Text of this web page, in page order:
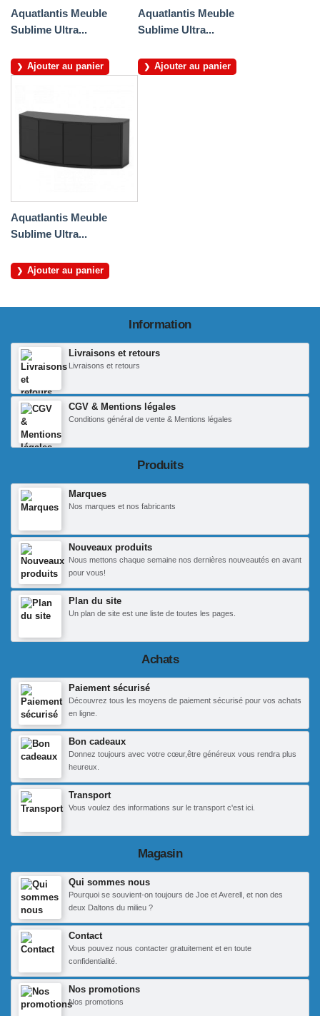
Aquatlantis Meuble
Sublime Ultra...
Ajouter au panier
Aquatlantis Meuble
Sublime Ultra...
Ajouter au panier
Aquatlantis Meuble
Sublime Ultra...
Ajouter au panier
Information
Livraisons et retours
Livraisons et retours
CGV & Mentions légales
Conditions général de vente & Mentions légales
Produits
Marques
Nos marques et nos fabricants
Nouveaux produits
Nous mettons chaque semaine nos dernières nouveautés en avant
pour vous!
Plan du site
Un plan de site est une liste de toutes les pages.
Achats
Paiement sécurisé
Découvrez tous les moyens de paiement sécurisé pour vos achats
en ligne.
Bon cadeaux
Donnez toujours avec votre cœur,être généreux vous rendra plus
heureux.
Transport
Vous voulez des informations sur le transport c'est ici.
Magasin
Qui sommes nous
Pourquoi se souvient-on toujours de Joe et Averell, et non des
deux Daltons du milieu ?
Contact
Vous pouvez nous contacter gratuitement et en toute
confidentialité.
Nos promotions
Nos promotions